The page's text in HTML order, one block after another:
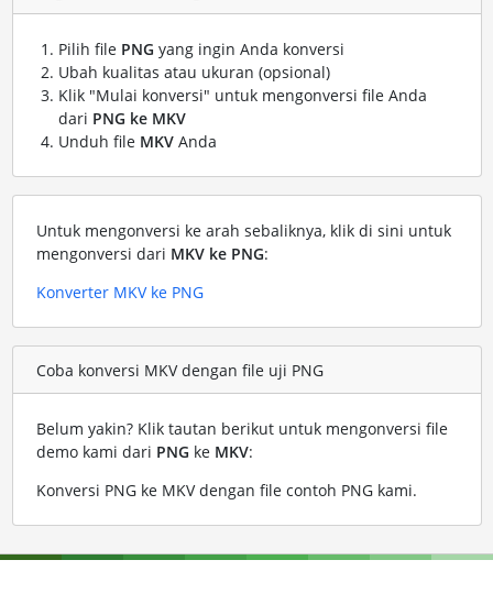
Pilih file PNG yang ingin Anda konversi
Ubah kualitas atau ukuran (opsional)
Klik "Mulai konversi" untuk mengonversi file Anda
dari PNG ke MKV
Unduh file MKVAnda
Untuk mengonversi ke arah sebaliknya, klik di sini untuk
mengonversi dari MKV ke PNG:
Konverter MKV ke PNG
Coba konversi MKV dengan file uji PNG
Belum yakin? Klik tautan berikut untuk mengonversi file
demo kami dari PNG ke MKV:
Konversi PNG ke MKV dengan file contoh PNG kami.